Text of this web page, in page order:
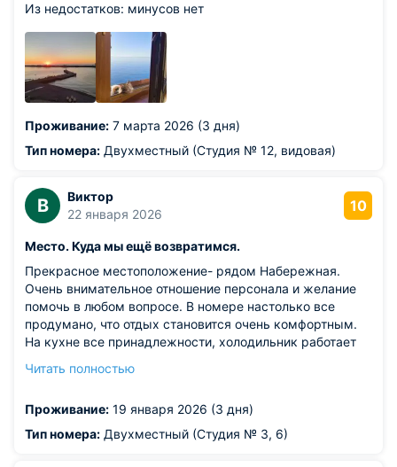
Из недостатков: минусов нет
Проживание: 7 марта 2026 (3 дня)
Тип номера: Двухместный (Студия № 12, видовая)
В
Виктор
22 января 2026
10
Место. Куда мы ещё возвратимся.
Прекрасное местоположение- рядом Набережная.
Очень внимательное отношение персонала и желание
помочь в любом вопросе. В номере настолько все
продумано, что отдых становится очень комфортным.
На кухне все принадлежности, холодильник работает
удобный матрас и мы хорошо высыпались. В ванной
полотенца и белье чистые, свежие, белые. Всё банные
принадлежности и тапочки в наличии. Мы довольны и
Читать полностью
Проживание: 19 января 2026 (3 дня)
Тип номера: Двухместный (Студия № 3, 6)